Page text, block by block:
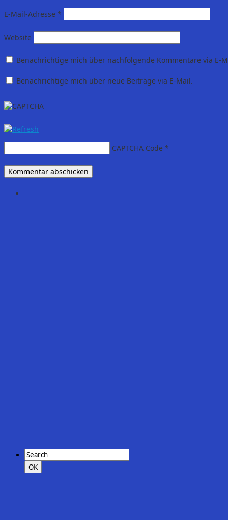
E-Mail-Adresse *
Website
Benachrichtige mich über nachfolgende Kommentare via E-
Benachrichtige mich über neue Beiträge via E-Mail.
CAPTCHA Code *